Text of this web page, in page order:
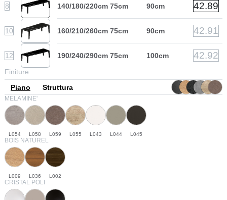
8 140/180/220cm 75cm 90cm 42.89
10 160/210/260cm 75cm 90cm 42.91
12 190/240/290cm 75cm 100cm 42.92
Finiture
Piano
Struttura
MELAMINE'
L054 L058 L059 L055 L043 L044 L045
BOIS NATUREL
L009 L036 L002
CRISTAL POLI